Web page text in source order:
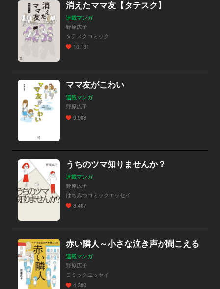
消えたママ友【タテスク】
連載マンガ
野原広子
タテスクコミック
10,131
ママ友がこわい
連載マンガ
野原広子
9,908
うちのツマ知りませんか？
連載マンガ
野原広子
はちみつコミックエッセイ
8,467
赤い隣人～小さな泣き声が聞こえる
連載マンガ
野原広子
コミックエッセイ
4,390